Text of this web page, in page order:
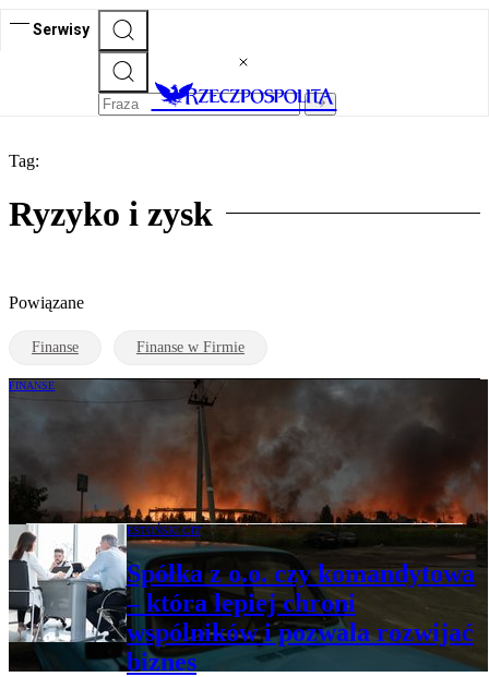
Serwisy
Tag:
Ryzyko i zysk
Powiązane
Finanse Finanse w Firmie
FINANSE
Rosyjskie aktywa znów finansują
Ukrainę. Bruksela przekazała 1,4 mld
euro
ESTOŃSKI CIT
Spółka z o.o. czy komandytowa
– która lepiej chroni
wspólników i pozwala rozwijać
biznes